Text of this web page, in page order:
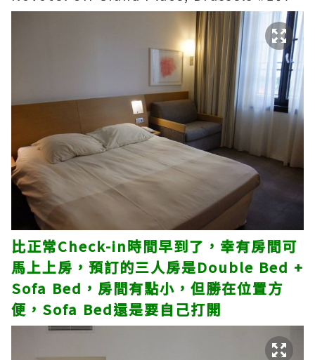
比正常Check-in時間早到了，幸有房間可
馬上上房，預訂的三人房是Double Bed +
Sofa Bed，房間有點小，但勝在位置方
便，Sofa Bed還是要自己打開